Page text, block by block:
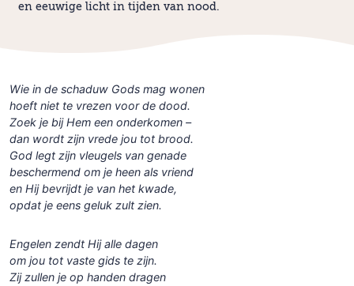
en eeuwige licht in tijden van nood.
Wie in de schaduw Gods mag wonen
hoeft niet te vrezen voor de dood.
Zoek je bij Hem een onderkomen –
dan wordt zijn vrede jou tot brood.
God legt zijn vleugels van genade
beschermend om je heen als vriend
en Hij bevrijdt je van het kwade,
opdat je eens geluk zult zien.
Engelen zendt Hij alle dagen
om jou tot vaste gids te zijn.
Zij zullen je op handen dragen